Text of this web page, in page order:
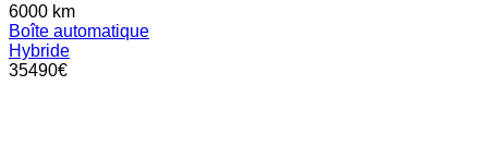
6000 km
Boîte automatique
Hybride
35490€